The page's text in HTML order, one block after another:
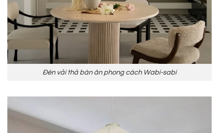
Đèn vải thả bàn ăn phong cách Wabi-sabi